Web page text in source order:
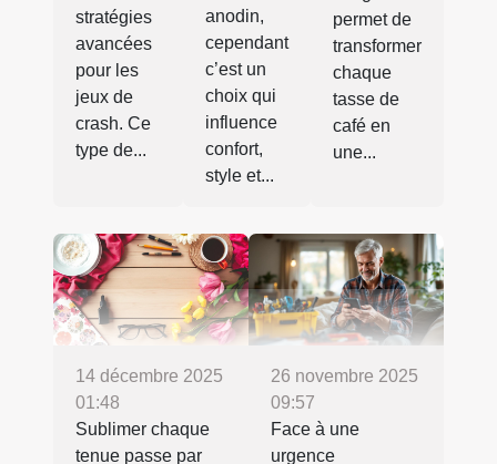
stratégies
avancées
pour les
jeux de
crash. Ce
type de...
anodin,
cependant
c’est un
choix qui
influence
confort,
style et...
permet de
transformer
chaque
tasse de
café en
une...
14 décembre 2025
01:48
Sublimer chaque
tenue passe par
26 novembre 2025
09:57
Face à une
urgence